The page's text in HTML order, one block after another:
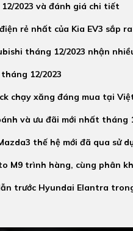
2023 và đánh giá chi tiết
rẻ nhất của Kia EV3 sắp
tháng 12/2023 nhận
12/2023
chạy xăng đáng mua tại
và ưu đãi mới nhất tháng
thế hệ mới đã qua sử
M9 trình hàng, cùng phân
trước Hyundai Elantra